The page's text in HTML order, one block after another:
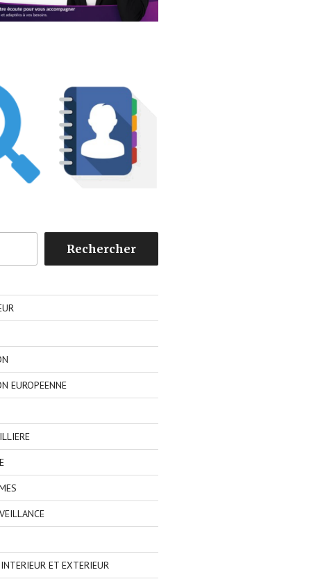
Rechercher
EUROPEENNE
ET EXTERIEUR